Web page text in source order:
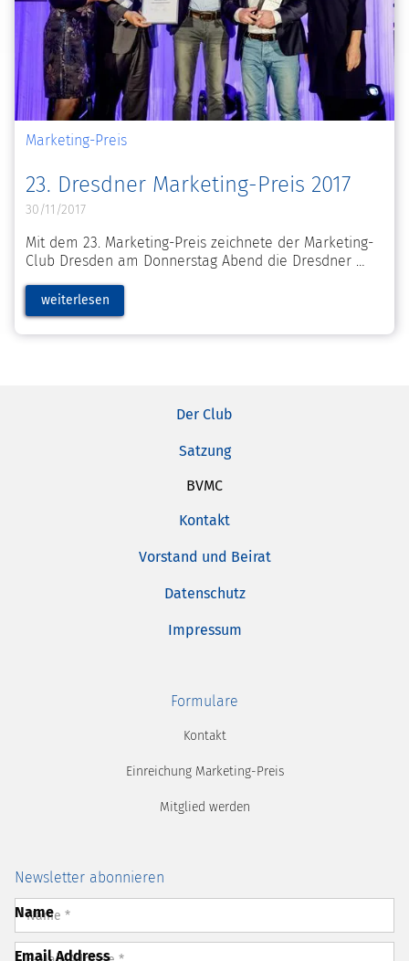
Marketing-Preis
23. Dresdner Marketing-Preis 2017
30/11/2017
Mit dem 23. Marketing-Preis zeichnete der Marketing-
Club Dresden am Donnerstag Abend die Dresdner
weiterlesen
Der Club
Satzung
BVMC
Kontakt
Vorstand und Beirat
Datenschutz
Impressum
Formulare
Kontakt
Einreichung Marketing-Preis
Mitglied werden
Newsletter abonnieren
Name
Email Address